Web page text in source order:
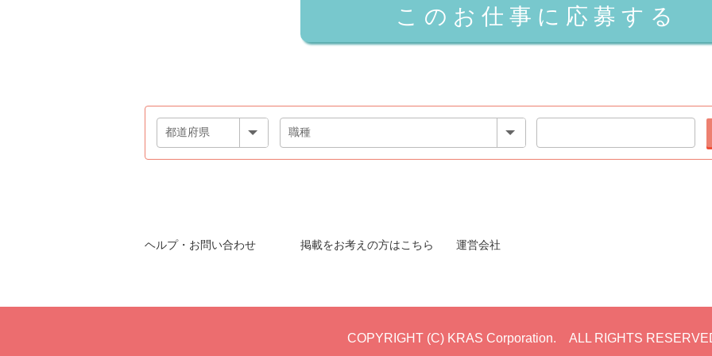
ヘルプ・お問い合わせ 掲載をお考えの方はこちら 運営会社
COPYRIGHT (C) KRAS Corporation. ALL RIGHTS